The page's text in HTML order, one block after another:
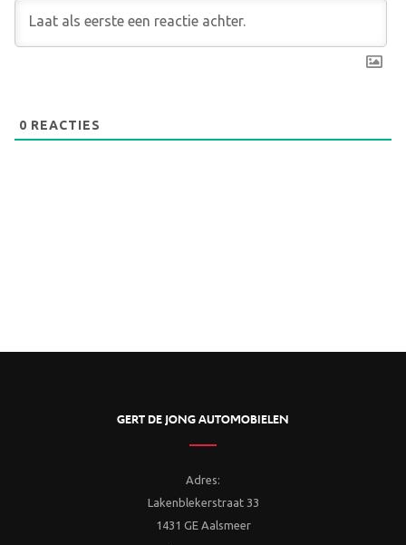
0 REACTIES
GERT DE JONG AUTOMOBIELEN
Adres:
Lakenblekerstraat 33
1431 GE Aalsmeer